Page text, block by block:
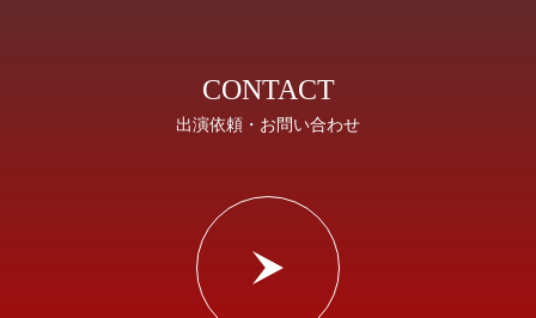
CONTACT
出演依頼・お問い合わせ